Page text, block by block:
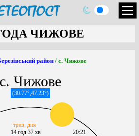
ЧИЖОВЕ
район / с. Чижове
с. Чижове
(30.77°,47.23°)
14 год 37 хв
трив. дня
20:21